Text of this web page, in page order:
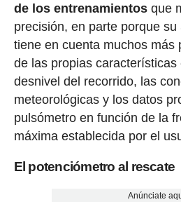
de los entrenamientosque
precisión, en parte porque
tiene en cuenta muchos más
de las propias
desnivel del recorrido, las
meteorológicas y los datos
pulsómetro en función de la
máxima establecida por el
El potenciómetro al rescate
Anúnciate